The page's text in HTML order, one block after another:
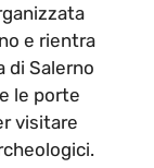
e rientra
di Salerno
le porte
visitare